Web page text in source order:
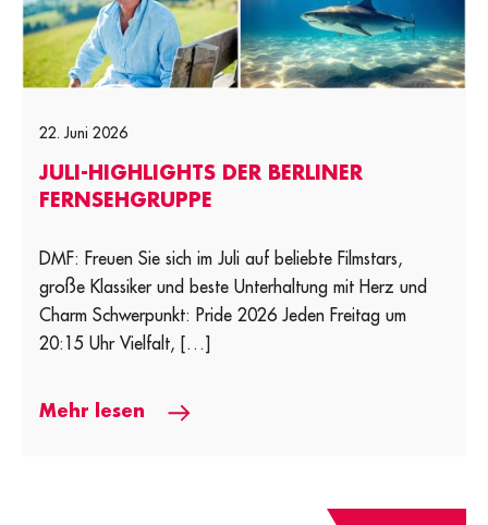
22. Juni 2026
JULI-HIGHLIGHTS DER BERLINER
FERNSEHGRUPPE
DMF: Freuen Sie sich im Juli auf beliebte Filmstars,
große Klassiker und beste Unterhaltung mit Herz und
Charm Schwerpunkt: Pride 2026 Jeden Freitag um
20:15 Uhr Vielfalt, […]
Mehr lesen